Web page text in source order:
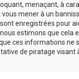
menaçant, à
mener à un
enregistrées pour
estimons que
ces informations
de piratage visant